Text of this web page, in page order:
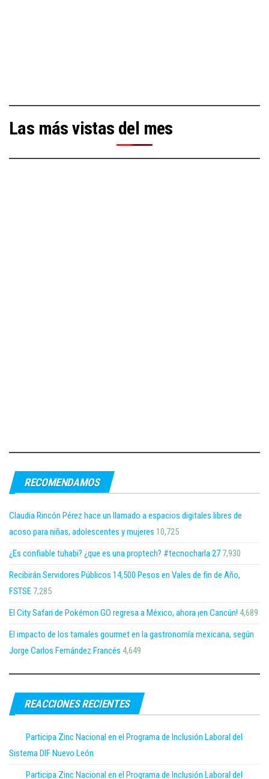
Las más vistas del mes
RECOMENDAMOS
Claudia Rincón Pérez hace un llamado a espacios digitales libres de
acoso para niñas, adolescentes y mujeres 10,725
¿Es confiable tuhabi? ¿que es una proptech? #tecnocharla 27 7,930
Recibirán Servidores Públicos 14,500 Pesos en Vales de fin de Año,
FSTSE 7,285
El City Safari de Pokémon GO regresa a México, ahora ¡en Cancún! 4,689
El impacto de los tamales gourmet en la gastronomía mexicana, según
Jorge Carlos Fernández Francés 4,649
REACCIONES RECIENTES
Participa Zinc Nacional en el Programa de Inclusión Laboral del
Sistema DIF Nuevo León
Participa Zinc Nacional en el Programa de Inclusión Laboral del